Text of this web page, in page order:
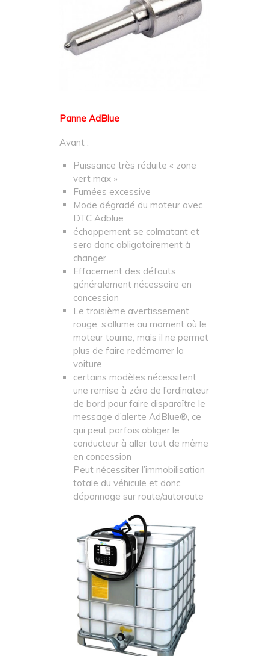
Panne AdBlue
Avant :
Puissance très réduite « zone
vert max »
Fumées excessive
Mode dégradé du moteur avec
DTC Adblue
échappement se colmatant et
sera donc obligatoirement à
changer.
Effacement des défauts
généralement nécessaire en
concession
Le troisième avertissement,
rouge, s’allume au moment où le
moteur tourne, mais il ne permet
plus de faire redémarrer la
voiture
certains modèles nécessitent
une remise à zéro de l’ordinateur
de bord pour faire disparaître le
message d’alerte AdBlue®, ce
qui peut parfois obliger le
conducteur à aller tout de même
en concession
Peut nécessiter l’immobilisation
totale du véhicule et donc
dépannage sur route/autoroute